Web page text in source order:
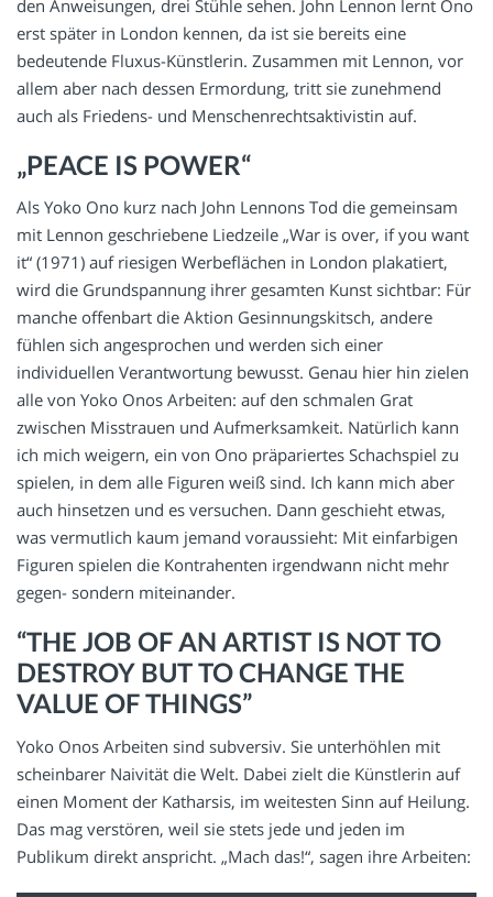
den Anweisungen, drei Stühle sehen. John Lennon lernt Ono
erst später in London kennen, da ist sie bereits eine
bedeutende Fluxus-Künstlerin. Zusammen mit Lennon, vor
allem aber nach dessen Ermordung, tritt sie zunehmend
auch als Friedens- und Menschenrechtsaktivistin auf.
„PEACE IS POWER“
Als Yoko Ono kurz nach John Lennons Tod die gemeinsam
mit Lennon geschriebene Liedzeile „War is over, if you want
it“ (1971) auf riesigen Werbeflächen in London plakatiert,
wird die Grundspannung ihrer gesamten Kunst sichtbar: Für
manche offenbart die Aktion Gesinnungskitsch, andere
fühlen sich angesprochen und werden sich einer
individuellen Verantwortung bewusst. Genau hier hin zielen
alle von Yoko Onos Arbeiten: auf den schmalen Grat
zwischen Misstrauen und Aufmerksamkeit. Natürlich kann
ich mich weigern, ein von Ono präpariertes Schachspiel zu
spielen, in dem alle Figuren weiß sind. Ich kann mich aber
auch hinsetzen und es versuchen. Dann geschieht etwas,
was vermutlich kaum jemand voraussieht: Mit einfarbigen
Figuren spielen die Kontrahenten irgendwann nicht mehr
gegen- sondern miteinander.
“THE JOB OF AN ARTIST IS NOT TO
DESTROY BUT TO CHANGE THE
VALUE OF THINGS”
Yoko Onos Arbeiten sind subversiv. Sie unterhöhlen mit
scheinbarer Naivität die Welt. Dabei zielt die Künstlerin auf
einen Moment der Katharsis, im weitesten Sinn auf Heilung.
Das mag verstören, weil sie stets jede und jeden im
Publikum direkt anspricht. „Mach das!“, sagen ihre Arbeiten: